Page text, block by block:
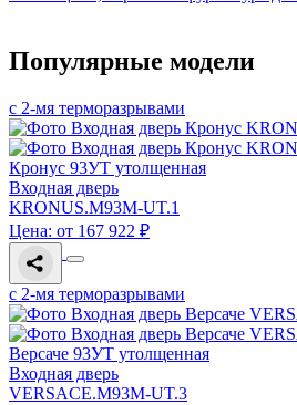
Популярные модели
с 2-мя терморазрывами
Кронус 93УТ утолщенная
Входная дверь
KRONUS.M93M-UT.1
Цена: от 167 922 ₽
с 2-мя терморазрывами
Версаче 93УТ утолщенная
Входная дверь
VERSACE.M93M-UT.3